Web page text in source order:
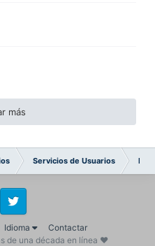
más
Servicios de Usuarios
Idioma Contactar
Twitter
de una década en línea ❤️